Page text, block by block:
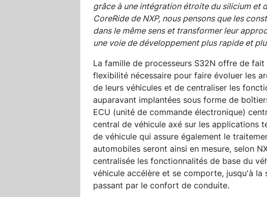
grâce à une intégration étroite du silicium et
CoreRide de NXP, nous pensons que les
dans le même sens et transformer leur
une voie de développement plus rapide et
La famille de processeurs S32N offre de
flexibilité nécessaire pour faire évoluer les
de leurs véhicules et de centraliser les
auparavant implantées sous forme de
ECU (unité de commande électronique)
central de véhicule axé sur les applications
de véhicule qui assure également le
automobiles seront ainsi en mesure, selon
centralisée les fonctionnalités de base du
véhicule accélère et se comporte, jusqu'à
passant par le confort de conduite.